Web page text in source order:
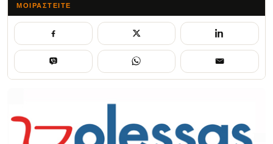
ΜΟΙΡΑΣΤΕΊΤΕ